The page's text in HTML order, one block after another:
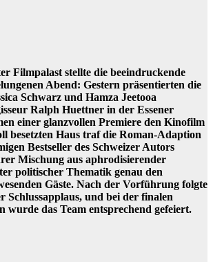
Filmpalast stellte die beeindruckende
Abend: Gestern präsentierten die
Schwarz und Hamza Jeetooa
Ralph Huettner in der Essener
einer glanzvollen Premiere den Kinofilm
besetzten Haus traf die Roman-Adaption
Bestseller des Schweizer Autors
Mischung aus aphrodisierender
politischer Thematik genau den
Gäste. Nach der Vorführung folgte
Schlussapplaus, und bei der finalen
wurde das Team entsprechend gefeiert.